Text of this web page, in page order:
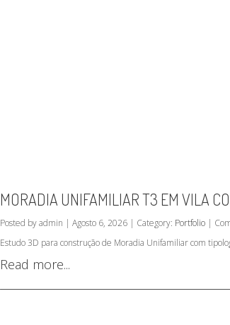
MORADIA UNIFAMILIAR T3 EM VILA
Posted by admin | Agosto 6, 2026 | Category: Portfolio |
Estudo 3D para construção de Moradia Unifamiliar com
Read more...